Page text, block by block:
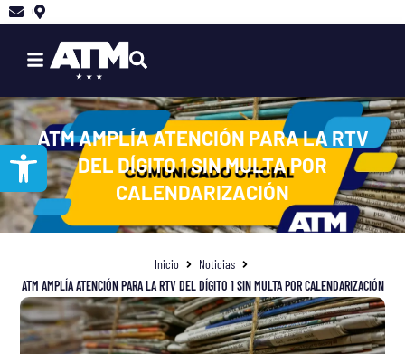
contenido
ATM AMPLÍA ATENCIÓN PARA LA RTV
DEL DÍGITO 1 SIN MULTA POR
CALENDARIZACIÓN
Inicio
Noticias
ATM AMPLÍA ATENCIÓN PARA LA RTV DEL DÍGITO 1 SIN MULTA POR CALENDARIZACIÓN
Abrir barra de herramientas